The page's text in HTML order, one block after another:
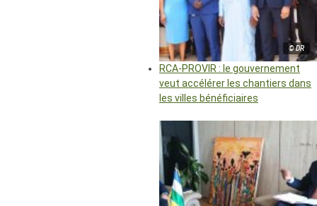
© DR
RCA-PROVIR : le gouvernement
veut accélérer les chantiers dans
les villes bénéficiaires